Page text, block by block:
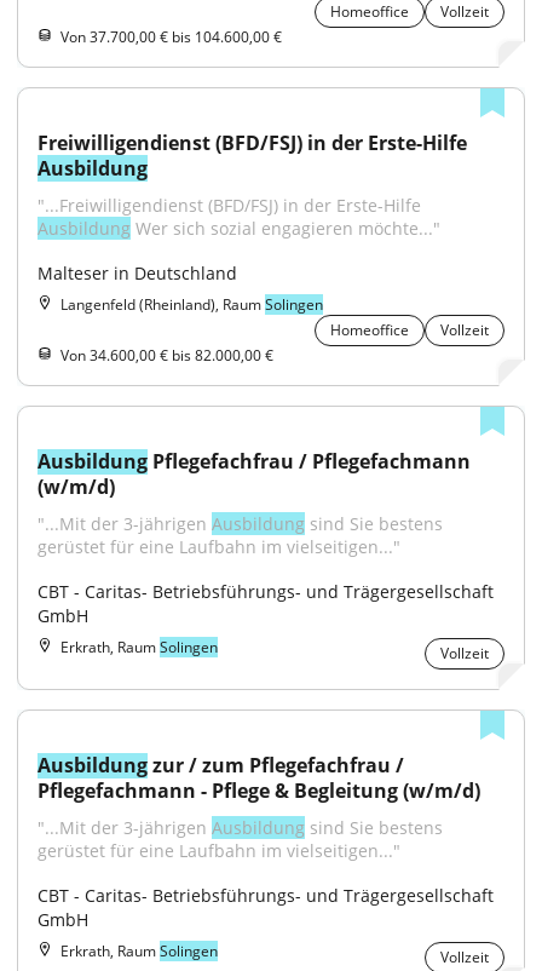
Homeoffice
Vollzeit
Von 37.700,00 € bis 104.600,00 €
Ausbildung
Ausbildung Wer sich sozial engagieren möchte..."
Malteser in Deutschland
Langenfeld (Rheinland), RaumSolingen
Homeoffice
Vollzeit
Von 34.600,00 € bis 82.000,00 €
Ausbildung Pflegefachfrau / Pflegefachmann
(w/m/d)
"...Mit der 3-jährigen Ausbildung sind Sie bestens
gerüstet für eine Laufbahn im vielseitigen..."
CBT - Caritas- Betriebsführungs- und Trägergesellschaft
GmbH
Erkrath, RaumSolingen Vollzeit
Ausbildung zur / zum Pflegefachfrau /
Pflegefachmann - Pflege & Begleitung (w/m/d)
"...Mit der 3-jährigen Ausbildung sind Sie bestens
gerüstet für eine Laufbahn im vielseitigen..."
CBT - Caritas- Betriebsführungs- und Trägergesellschaft
GmbH
Erkrath, RaumSolingen Vollzeit